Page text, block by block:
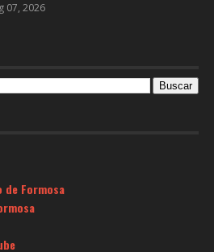
07, 2026
Formosa